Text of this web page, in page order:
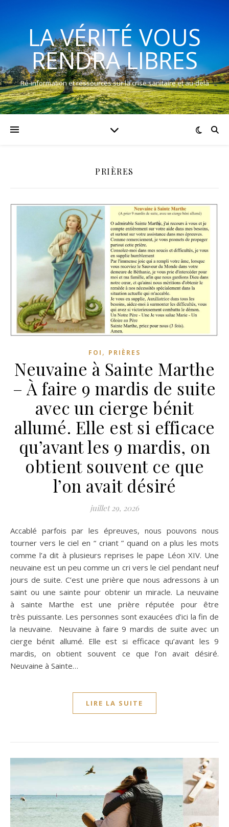
LA VÉRITÉ VOUS
RENDRA LIBRES
Ré-information et ressources sur la crise sanitaire et au-delà
PRIÈRES
FOI , PRIÈRES
Neuvaine à Sainte Marthe
– À faire 9 mardis de suite
avec un cierge bénit
allumé. Elle est si efficace
qu’avant les 9 mardis, on
obtient souvent ce que
l’on avait désiré
juillet 29, 2026
Accablé parfois par les épreuves, nous pouvons nous
tourner vers le ciel en “ criant ” quand on a plus les mots
comme l’a dit à plusieurs reprises le pape Léon XIV. Une
neuvaine est un peu comme un cri vers le ciel pendant neuf
jours de suite. C’est une prière que nous adressons à un
saint ou une sainte pour obtenir un miracle. La neuvaine
à sainte Marthe est une prière réputée pour être
très puissante. Les personnes sont exaucées d’ici la fin de
la neuvaine. Neuvaine à faire 9 mardis de suite avec un
cierge bénit allumé. Elle est si efficace qu’avant les 9
mardis, on obtient souvent ce que l’on avait désiré.
Neuvaine à Sainte…
LIRE LA SUITE